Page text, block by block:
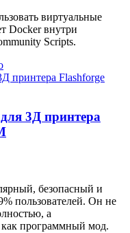
виртуальные
Docker внутри
Scripts.
3Д принтера
безопасный и
пользователей. Он не
а
как программный мод.